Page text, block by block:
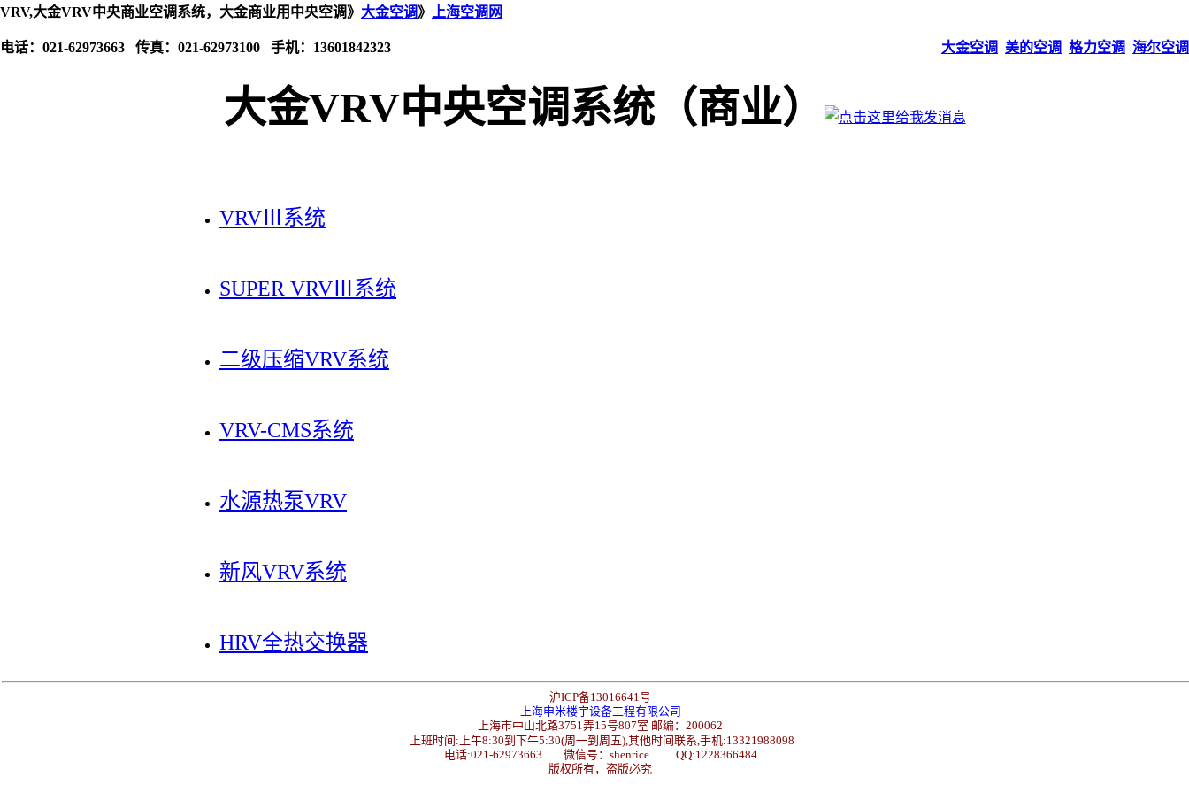
VRV,大金VRV中央商业空调系统，大金商业用中央空调》 大金空调》 上海空调网
电话：021-62973663 传真：021-62973100 手机：13601842323 大金空调 美的空调 格力空调 海尔空调
大金VRV中央空调系统（商业）
VRVⅢ系统
SUPER VRVⅢ系统
二级压缩VRV系统
VRV-CMS系统
水源热泵VRV
新风VRV系统
HRV全热交换器
沪ICP备13016641号
上海申米楼宇设备工程有限公司
上海市中山北路3751弄15号807室 邮编：200062
上班时间:上午8:30到下午5:30(周一到周五),其他时间联系,手机:13321988098
电话:021-62973663 微信号：shenrice QQ:1228366484
版权所有，盗版必究